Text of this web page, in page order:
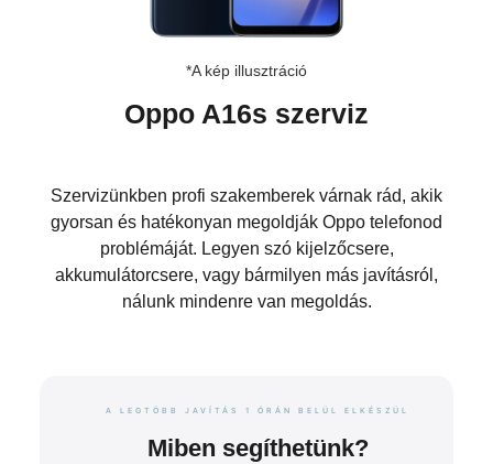
*A kép illusztráció
Oppo A16s szerviz
Szervizünkben profi szakemberek várnak rád, akik
gyorsan és hatékonyan megoldják Oppo telefonod
problémáját. Legyen szó kijelzőcsere,
akkumulátorcsere, vagy bármilyen más javításról,
nálunk mindenre van megoldás.
A LEGTÖBB JAVÍTÁS 1 ÓRÁN BELÜL ELKÉSZÜL
Miben segíthetünk?